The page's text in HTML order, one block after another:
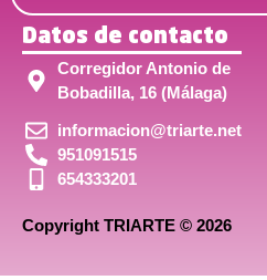
Datos de contacto
Corregidor Antonio de
Bobadilla, 16 (Málaga)
informacion@triarte.net
951091515
654333201
Copyright TRIARTE © 2026